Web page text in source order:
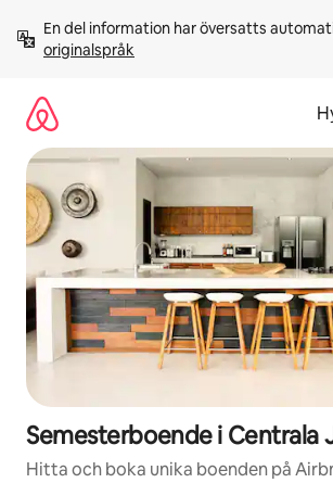
innehåll
En del information har översatts
originalspråk
Semesterboende i Centrala
Hitta och boka unika boenden på